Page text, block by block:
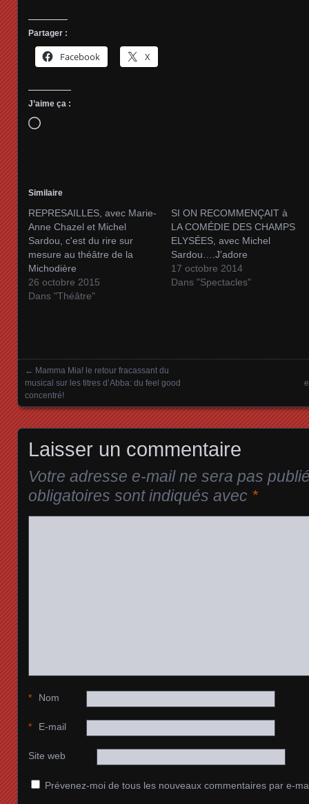
Partager :
Facebook X
J’aime ça :
Chargement…
Similaire
REPRESAILLES, avec Marie-
Anne Chazel et Michel
Sardou, c'est du rire sur
mesure au théâtre de la
Michodière
26 octobre 2015
Dans "Théâtre"
SI ON RECOMMENÇAIT à
LA COMÉDIE DES CHAMPS
ELYSÉES, avec Michel
Sardou….J'adore
17 octobre 2014
Dans "Spectacles"
Posts navigation
← Mamma Mia! le retour fracassant du
musical sur les titres d’Abba: du feel good
concentré!
Laisser un commentaire
Votre adresse e-mail ne sera pas
obligatoires sont indiqués avec *
Nom
*
E-mail
*
Site web
Prévenez-moi de tous les nouveaux commentaires par e-